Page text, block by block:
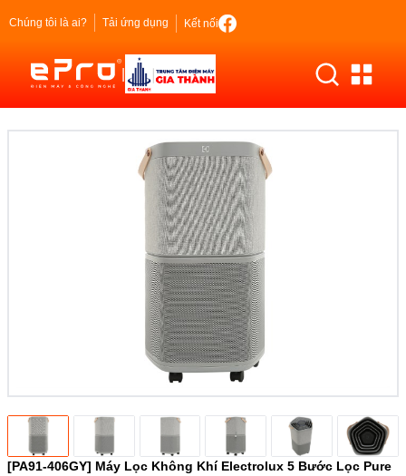
Chúng tôi là ai? Tải ứng dụng Kết nối
[PA91-406GY] Máy Lọc Không Khí Electrolux 5 Bước Lọc Pure